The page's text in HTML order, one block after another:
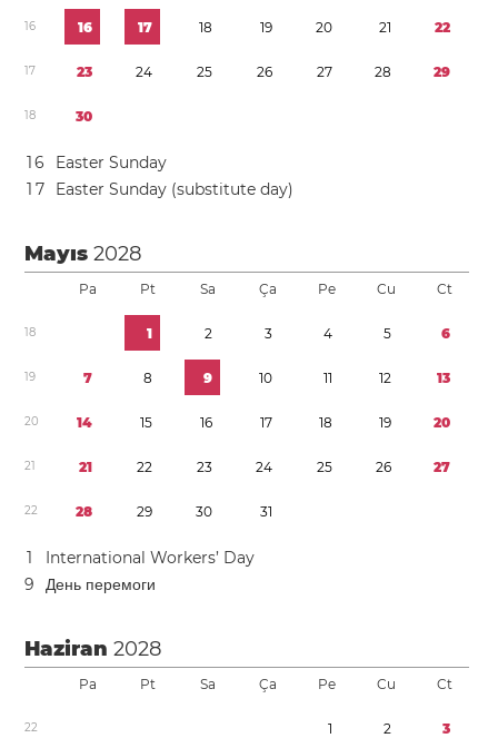
16 16 17 18 19 20 21 22
17 23 24 25 26 27 28 29
18 30
16
Easter Sunday
1 7 Easter Sunday (substitute day)
Mayıs2028
Pa Pt Sa Ça Pe Cu Ct
18 1 2 3 4 5 6
19 7 8 9 10 11 12 13
20 14 15 16 17 18 19 20
21 21 22 23 24 25 26 27
22 28 29 30 31
1
International Workers’ Day
9
День перемоги
Haziran2028
Pa Pt Sa Ça Pe Cu Ct
22 1 2 3